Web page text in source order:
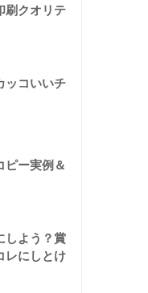
刷クオリテ
ッコいいチ
ピー実例＆
しよう？賞
レにしとけ